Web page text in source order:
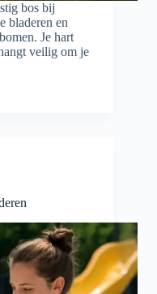
bos bij
bladeren en
Je hart
veilig om je